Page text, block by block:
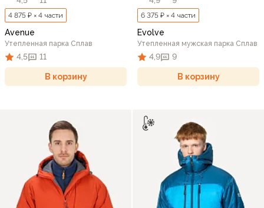
4 875 ₽ × 4 части
Avenue
Утепленная парка Сплав
4,5 11
В корзину
6 375 ₽ × 4 части
Evolve
Утепленная мужская парка Сплав
4,9 9
В корзину